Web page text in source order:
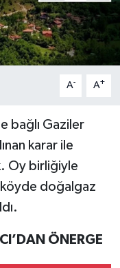
A- A+
bağlı Gaziler
karar ile
Oy birliğiyle
doğalgaz
ÖNERGE